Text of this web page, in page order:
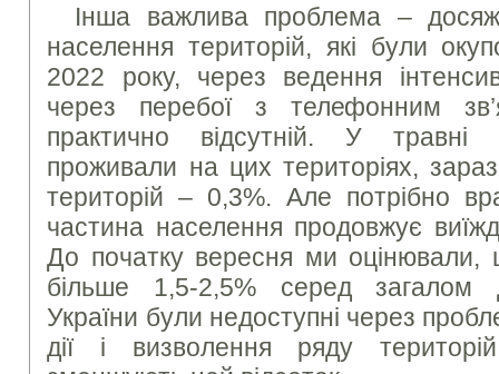
Інша важлива проблема –
населення територій, які були
2022 року, через ведення
через перебої з телефонним
практично відсутній. У травні
проживали на цих територіях,
територій – 0,3%. Але потрібно
частина населення продовжує
До початку вересня ми
більше 1,5-2,5% серед загалом
України були недоступні через
дії і визволення ряду